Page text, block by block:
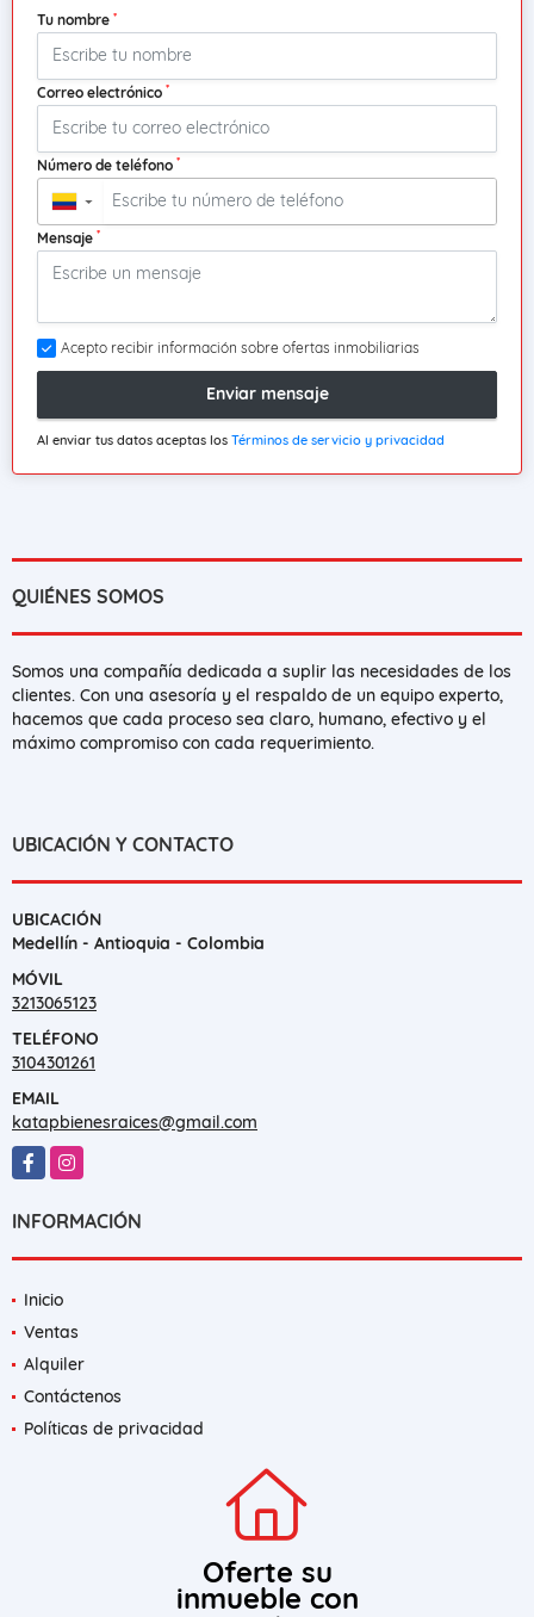
Tu nombre *
Correo electrónico *
Número de teléfono *
▼
Mensaje *
Acepto recibir información sobre ofertas inmobiliarias
Enviar mensaje
Al enviar tus datos aceptas los Términos de servicio y privacidad
QUIÉNES SOMOS
Somos una compañía dedicada a suplir las necesidades de los
clientes. Con una asesoría y el respaldo de un equipo experto,
hacemos que cada proceso sea claro, humano, efectivo y el
máximo compromiso con cada requerimiento.
UBICACIÓN Y CONTACTO
UBICACIÓN
Medellín - Antioquia - Colombia
MÓVIL
3213065123
TELÉFONO
3104301261
EMAIL
katapbienesraices@gmail.com
FacebookInstagram
INFORMACIÓN
Inicio
Ventas
Alquiler
Contáctenos
Políticas de privacidad
Oferte su
inmueble con